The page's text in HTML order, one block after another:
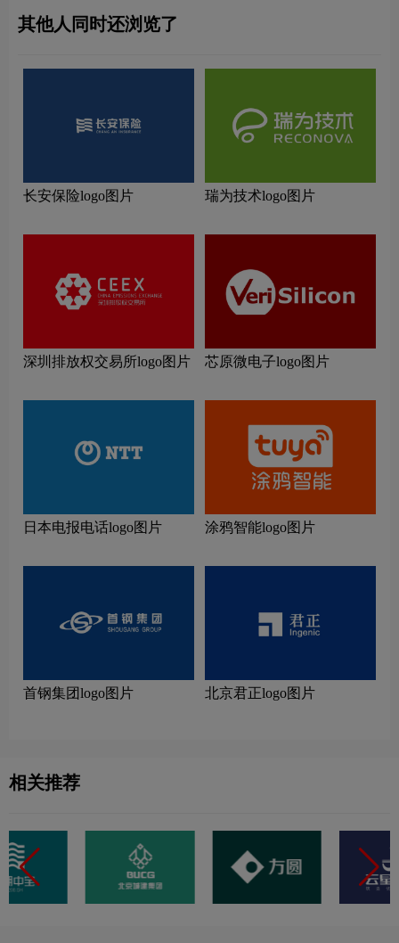
其他人同时还浏览了
长安保险logo图片 瑞为技术logo图片
深圳排放权交易所logo图片 芯原微电子logo图片
日本电报电话logo图片 涂鸦智能logo图片
首钢集团logo图片 北京君正logo图片
相关推荐